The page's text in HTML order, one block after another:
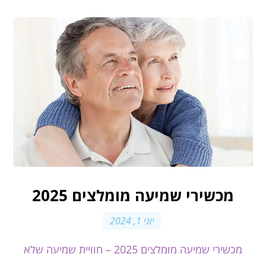
מכשירי שמיעה מומלצים 2025
יוני 1, 2024
מכשירי שמיעה מומלצים 2025 – חוויית שמיעה שלא